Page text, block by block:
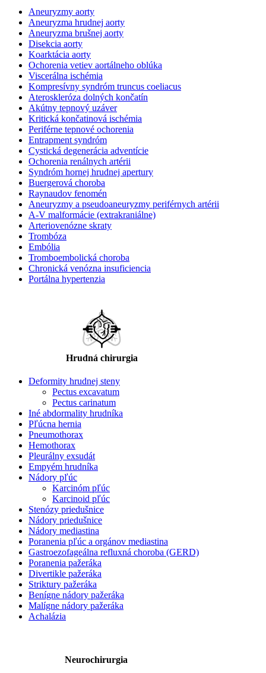
Aneuryzmy aorty
Aneuryzma hrudnej aorty
Aneuryzma brušnej aorty
Disekcia aorty
Koarktácia aorty
Ochorenia vetiev aortálneho oblúka
Viscerálna ischémia
Kompresívny syndróm truncus coeliacus
Ateroskleróza dolných končatín
Akútny tepnový uzáver
Kritická končatinová ischémia
Periférne tepnové ochorenia
Entrapment syndróm
Cystická degenerácia adventície
Ochorenia renálnych artérii
Syndróm hornej hrudnej apertury
Buergerová choroba
Raynaudov fenomén
Aneuryzmy a pseudoaneuryzmy periférnych artérii
A-V malformácie (extrakraniálne)
Arteriovenózne skraty
Trombóza
Embólia
Tromboembolická choroba
Chronická venózna insuficiencia
Portálna hypertenzia
Hrudná chirurgia
Deformity hrudnej steny
Pectus excavatum
Pectus carinatum
Iné abdormality hrudníka
Pľúcna hernia
Pneumothorax
Hemothorax
Pleurálny exsudát
Empyém hrudníka
Nádory pľúc
Karcinóm pľúc
Karcinoid pľúc
Stenózy priedušnice
Nádory priedušnice
Nádory mediastina
Poranenia pľúc a orgánov mediastina
Gastroezofageálna refluxná choroba (GERD)
Poranenia pažeráka
Divertikle pažeráka
Striktury pažeráka
Benígne nádory pažeráka
Malígne nádory pažeráka
Achalázia
Neurochirurgia